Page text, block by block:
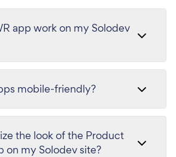
app work on my Solodev
mobile-friendly?
the look of the Product
on my Solodev site?